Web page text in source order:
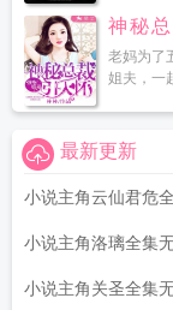
神秘
老妈为了
姐夫，一
最新更新
小说主角云仙君危
小说主角洛璃全集
小说主角关圣全集